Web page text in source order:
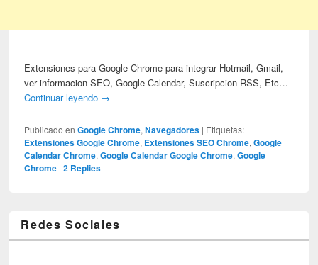
Extensiones para Google Chrome para integrar Hotmail, Gmail,
ver informacion SEO, Google Calendar, Suscripcion RSS, Etc…
Continuar leyendo →
Publicado en Google Chrome,Navegadores | Etiquetas:
Extensiones Google Chrome, Extensiones SEO Chrome,Google
Calendar Chrome,Google Calendar Google Chrome,Google
Chrome |2 Replies
Redes Sociales